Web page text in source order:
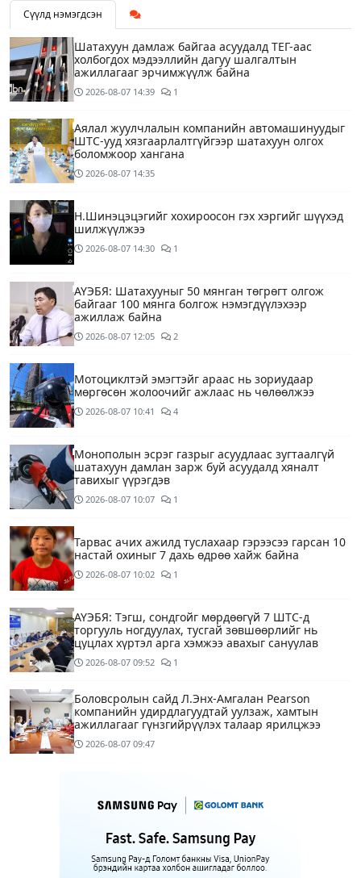
Сүүлд нэмэгдсэн
Шатахуун дамлаж байгаа асуудалд ТЕГ-аас
холбогдох мэдээллийн дагуу шалгалтын
ажиллагааг эрчимжүүлж байна
2026-08-07 14:39 1
Аялал жуулчлалын компанийн автомашинуудыг
ШТС-ууд хязгаарлалтгүйгээр шатахуун олгох
боломжоор хангана
2026-08-07 14:35
Н.Шинэцэцэгийг хохироосон гэх хэргийг шүүхэд
шилжүүлжээ
2026-08-07 14:30 1
АҮЭБЯ: Шатахууныг 50 мянган төгрөгт олгож
байгааг 100 мянга болгож нэмэгдүүлэхээр
ажиллаж байна
2026-08-07 12:05 2
Мотоциклтэй эмэгтэйг араас нь зориудаар
мөргөсөн жолоочийг ажлаас нь чөлөөлжээ
2026-08-07 10:41 4
Монополын эсрэг газрыг асуудлаас зугтаалгүй
шатахуун дамлан зарж буй асуудалд хяналт
тавихыг үүрэгдэв
2026-08-07 10:07 1
Тарвас ачих ажилд туслахаар гэрээсээ гарсан 10
настай охиныг 7 дахь өдрөө хайж байна
2026-08-07 10:02 1
АҮЭБЯ: Тэгш, сондгойг мөрдөөгүй 7 ШТС-д
торгууль ногдуулах, тусгай зөвшөөрлийг нь
цуцлах хүртэл арга хэмжээ авахыг сануулав
2026-08-07 09:52 1
Боловсролын сайд Л.Энх-Амгалан Pearson
компанийн удирдлагуудтай уулзаж, хамтын
ажиллагааг гүнзгийрүүлэх талаар ярилцжээ
2026-08-07 09:47
2 цагийн өмнө
С.Амарсайхан: Дуусаагүй барилгад урьдчилсан
байдлаар зөвшөөрөл гэрчилгээ олгохгүй байхаар